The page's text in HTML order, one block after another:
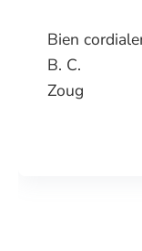
Bien
B. C.
Zoug